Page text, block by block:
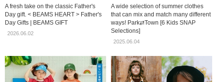
A fresh take on the classic Father's
Day gift. < BEAMS HEART > Father's
Day Gifts | BEAMS GIFT
2026.06.02
A wide selection of summer clothes
that can mix and match many different
ways! Park⇄Town [6 Kids SNAP
Selections]
2025.06.04